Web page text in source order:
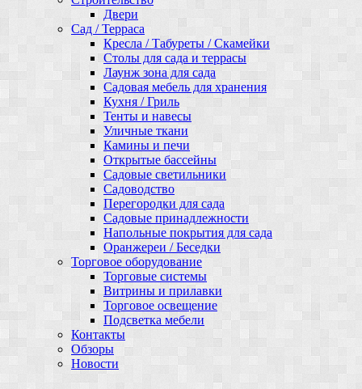
Двери
Сад / Терраса
Кресла / Табуреты / Скамейки
Столы для сада и террасы
Лаунж зона для сада
Садовая мебель для хранения
Кухня / Гриль
Тенты и навесы
Уличные ткани
Камины и печи
Открытые бассейны
Садовые светильники
Садоводство
Перегородки для сада
Садовые принадлежности
Напольные покрытия для сада
Оранжереи / Беседки
Торговое оборудование
Торговые системы
Витрины и прилавки
Торговое освещение
Подсветка мебели
Контакты
Обзоры
Новости